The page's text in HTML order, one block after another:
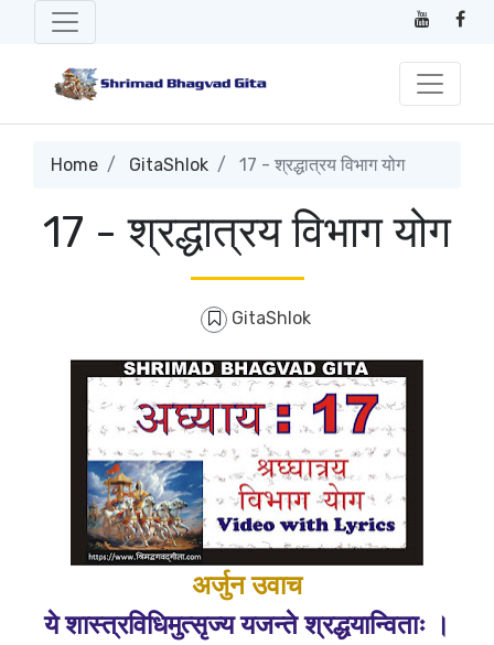
Home GitaShlok 17 - श्रद्धात्रय विभाग योग
17 - श्रद्धात्रय विभाग योग
GitaShlok
अर्जुन उवाच
ये शास्त्रविधिमुत्सृज्य यजन्ते श्रद्धयान्विताः ।